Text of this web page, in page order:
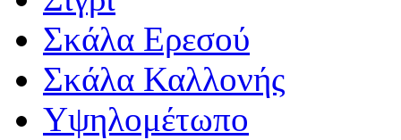
Σκάλα Ερεσού
Σκάλα Καλλονής
Υψηλομέτωπο